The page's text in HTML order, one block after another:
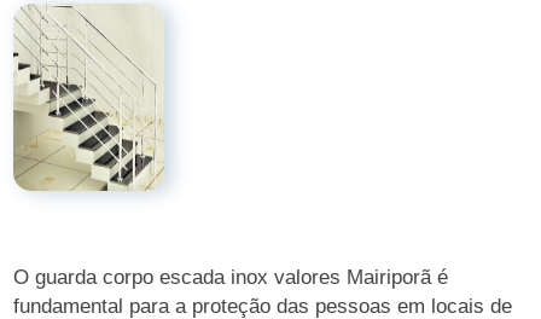
O guarda corpo escada inox valores Mairiporã é
fundamental para a proteção das pessoas em locais de